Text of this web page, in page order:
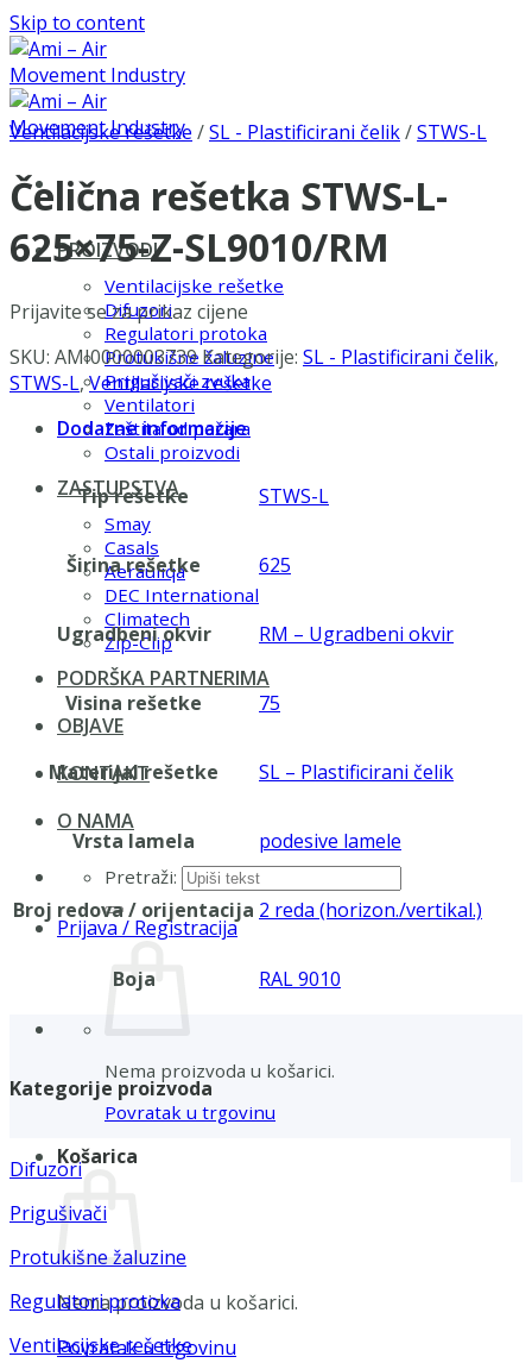
Skip to content
PROIZVODI
Ventilacijske rešetke
Difuzori
Regulatori protoka
Protukišne žaluzine
Prigušivači zvuka
Ventilatori
Zaštita od požara
Ostali proizvodi
ZASTUPSTVA
Smay
Casals
Aerauliqa
DEC International
Climatech
Zip-Clip
PODRŠKA PARTNERIMA
OBJAVE
KONTAKT
O NAMA
Pretraži:
Prijava / Registracija
Nema proizvoda u košarici.
Povratak u trgovinu
Košarica
Nema proizvoda u košarici.
Povratak u trgovinu
Ventilacijske rešetke /SL - Plastificirani čelik/STWS-L
Čelična rešetka STWS-L-
625×75-Z-SL9010/RM
Prijavite se za prikaz cijene
SKU: AMI0000003739 Kategorije: SL - Plastificirani čelik,
STWS-L,Ventilacijske rešetke
Dodatne informacije
Tip rešetke STWS-L
Širina rešetke 625
Ugradbeni okvir RM – Ugradbeni okvir
Visina rešetke 75
Materijal rešetke SL – Plastificirani čelik
Vrsta lamela podesive lamele
Broj redova / orijentacija 2 reda (horizon./vertikal.)
Boja RAL 9010
Kategorije proizvoda
Difuzori
Prigušivači
Protukišne žaluzine
Regulatori protoka
Ventilacijske rešetke